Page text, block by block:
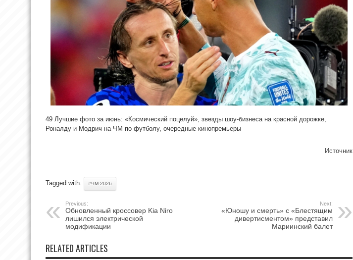
49 Лучшие фото за июнь: «Космический поцелуй», звезды шоу-бизнеса на красной дорожке,
Роналду и Модрич на ЧМ по футболу, очередные кинопремьеры
Источник
Tagged with: #ЧМ-2026
Previous:
Обновленный кроссовер Kia Niro
лишился электрической
модификации
Next:
«Юношу и смерть» с «Блестящим
дивертисментом» представил
Мариинский балет
RELATED ARTICLES